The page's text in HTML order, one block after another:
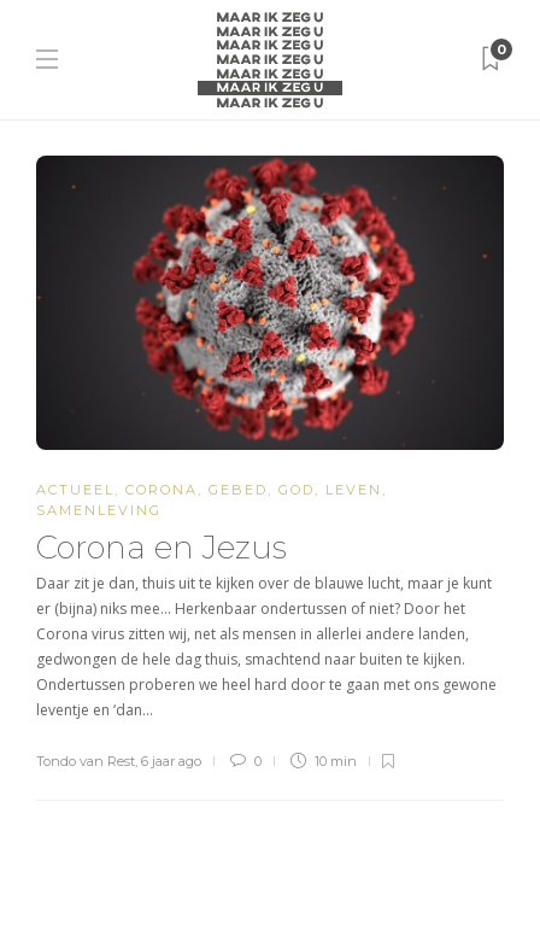
0
ACTUEEL, CORONA, GEBED, GOD, LEVEN ,
SAMENLEVING
Corona en Jezus
Daar zit je dan, thuis uit te kijken over de blauwe lucht, maar je kunt
er (bijna) niks mee… Herkenbaar ondertussen of niet? Door het
Corona virus zitten wij, net als mensen in allerlei andere landen,
gedwongen de hele dag thuis, smachtend naar buiten te kijken.
Ondertussen proberen we heel hard door te gaan met ons gewone
leventje en ‘dan…
Tondo van Rest, 6 jaar ago 0 10 min